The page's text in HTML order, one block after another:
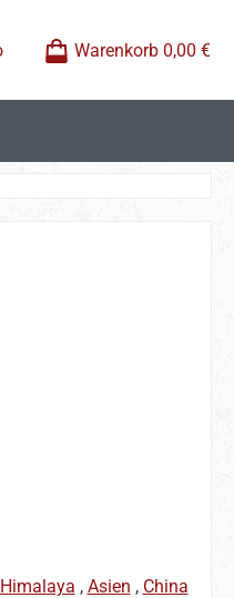
Warenkorb 0,00 €
Himalaya , Asien , China